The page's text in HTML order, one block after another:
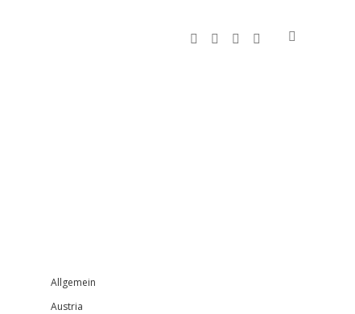
facebookinstagrambandcamp
spotify
Sidebar
Allgemein
Austria